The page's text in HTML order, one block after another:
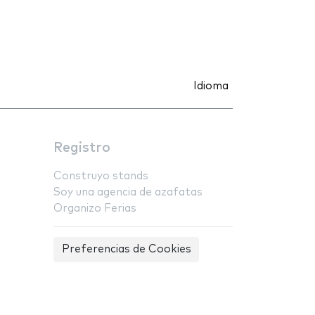
Idioma
Registro
Construyo stands
Soy una agencia de azafatas
Organizo Ferias
Preferencias de Cookies